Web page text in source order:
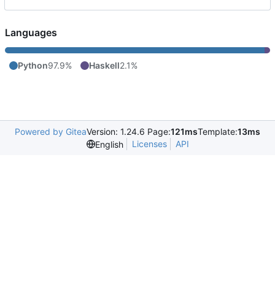
Languages
Python97.9% Haskell2.1%
Powered by GiteaVersion: 1.24.6 Page:121msTemplate:13ms
English
Licenses API